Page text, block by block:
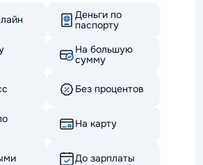
Деньги по
паспорту
На большую
сумму
Без процентов
На карту
До зарплаты